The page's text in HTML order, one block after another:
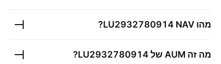
מהו LU2932780914 NAV?
מה זה AUM של LU2932780914
?